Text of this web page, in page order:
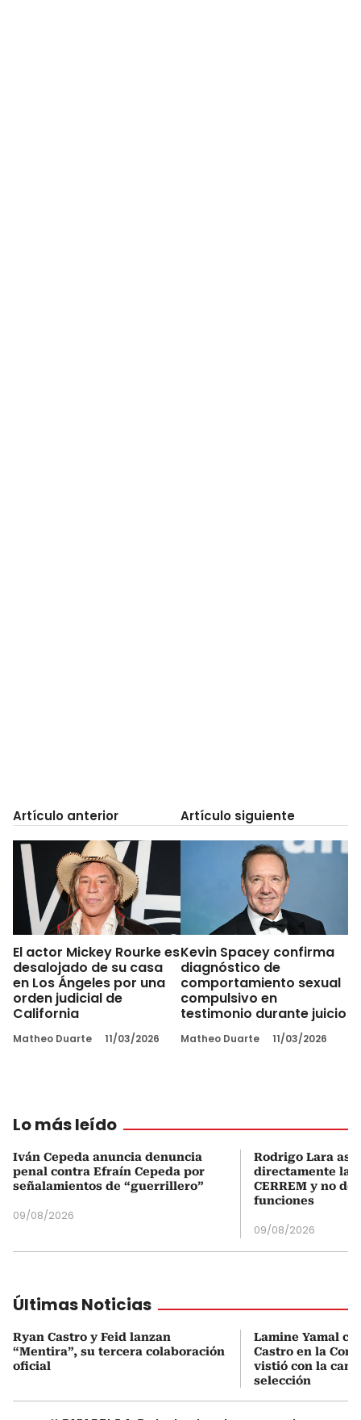
Artículo anterior
El actor Mickey Rourke es
desalojado de su casa
en Los Ángeles por una
orden judicial de
California
Matheo Duarte 11/03/2026
Artículo siguiente
Kevin Spacey confirma
diagnóstico de
comportamiento sexual
compulsivo en
testimonio durante juicio
Matheo Duarte 11/03/2026
Lo más leído
Iván Cepeda anuncia denuncia
penal contra Efraín Cepeda por
señalamientos de “guerrillero”
09/08/2026
Rodrigo Lara
directamente la
CERREM y no
funciones
09/08/2026
Últimas Noticias
Ryan Castro y Feid lanzan
“Mentira”, su tercera colaboración
oficial
Lamine Yamal
Castro en la
vistió con la
selección